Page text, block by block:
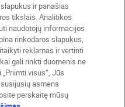
ir panašias
tikslais. Analitikos
naudotojų informacijos
rinkodaros slapukus,
reklamas ir vertinti
gali rinkti duomenis ne
visus“, Jūs
asmens
perskaitę mūsų